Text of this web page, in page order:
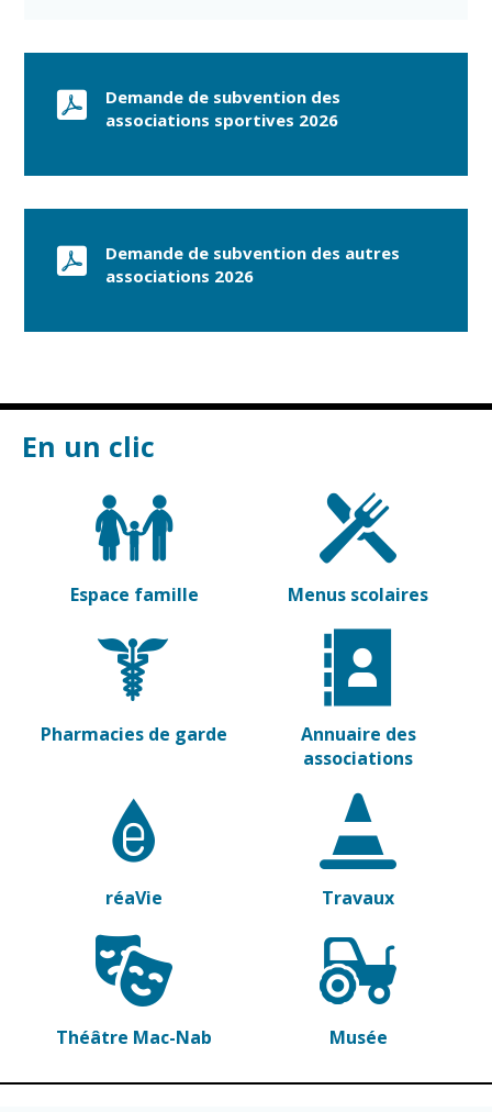
associations
Cadre de vie
Environnement
déchets
Réglementation
Transports
Tranquillité
publique
Renouvellement
urbain
Gare de Vierzon
Travaux
Refuge canin
Urbanisme et
logement
Économie et
commerce
chaleur urbain
Vie citoyenne
Conseils de
municipal
Demande de subvention des
associations sportives 2026
Demande de subvention des autres
associations 2026
En un clic
Espace famille Menus scolaires
Pharmacies de garde
Annuaire des
associations
réaVie Travaux
Théâtre Mac-Nab Musée